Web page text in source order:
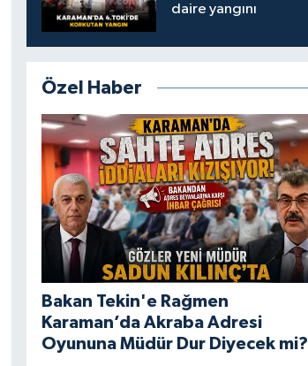
daire yangını
Özel Haber
Bakan Tekin'e Rağmen
Karaman’da Akraba Adresi
Oyununa Müdür Dur Diyecek mi?